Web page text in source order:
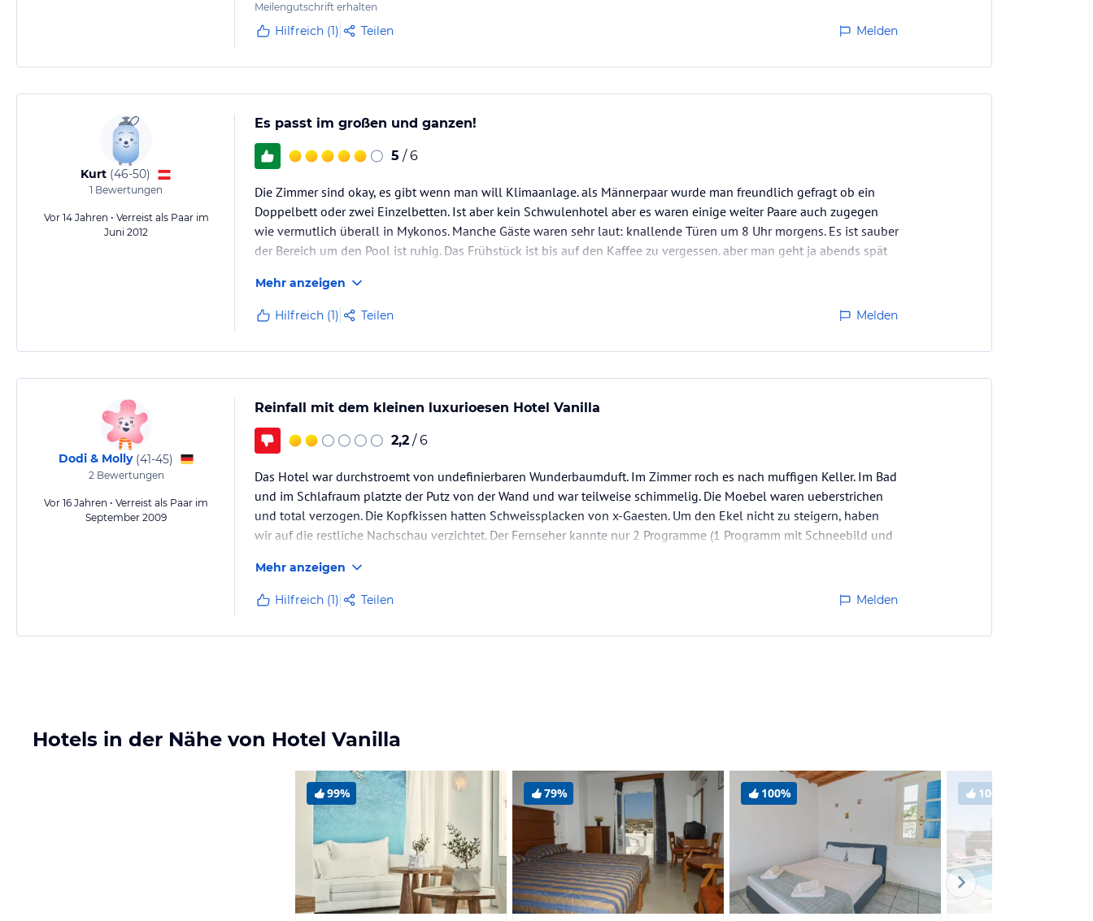
Meilengutschrift erhalten
Hilfreich (1) Teilen Melden
Kurt (46-50)
1 Bewertungen
Vor 14 Jahren • Verreist als Paar im
Juni 2012
Es passt im großen und ganzen!
5 / 6
Die Zimmer sind okay, es gibt wenn man will Klimaanlage. als Männerpaar wurde man freundlich gefragt ob ein
Doppelbett oder zwei Einzelbetten. Ist aber kein Schwulenhotel aber es waren einige weiter Paare auch zugegen
wie vermutlich überall in Mykonos. Manche Gäste waren sehr laut: knallende Türen um 8 Uhr morgens. Es ist sauber
der Bereich um den Pool ist ruhig. Das Frühstück ist bis auf den Kaffee zu vergessen. aber man geht ja abends spät
Mehr anzeigen
Hilfreich (1) Teilen Melden
Dodi & Molly (41-45)
2Bewertungen
Vor 16 Jahren • Verreist als Paar im
September 2009
Reinfall mit dem kleinen luxurioesen Hotel Vanilla
2,2 / 6
Das Hotel war durchstroemt von undefinierbaren Wunderbaumduft. Im Zimmer roch es nach muffigen Keller. Im Bad
und im Schlafraum platzte der Putz von der Wand und war teilweise schimmelig. Die Moebel waren ueberstrichen
und total verzogen. Die Kopfkissen hatten Schweissplacken von x-Gaesten. Um den Ekel nicht zu steigern, haben
wir auf die restliche Nachschau verzichtet. Der Fernseher kannte nur 2 Programme (1 Programm mit Schneebild und
Mehr anzeigen
Hilfreich (1) Teilen Melden
Hotels in der Nähe von Hotel Vanilla
99% 79% 100% 100%